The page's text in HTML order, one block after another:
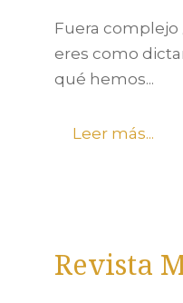
Fuera complejo
eres como
qué hemos...
Leer más...
Revista